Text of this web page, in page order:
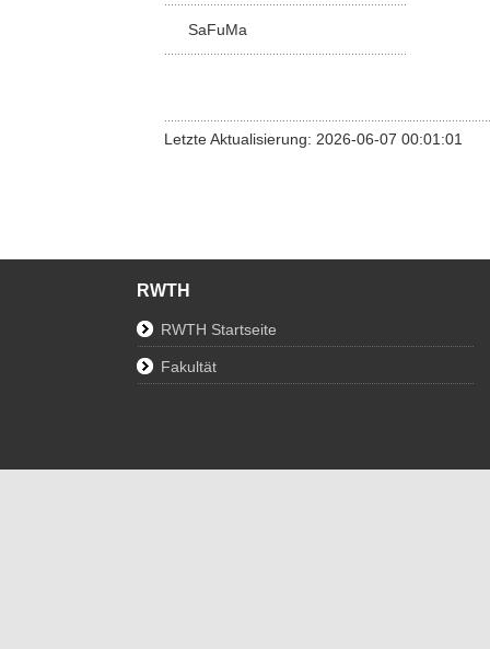
SaFuMa
Letzte Aktualisierung: 2026-06-07 00:01:01
RWTH
RWTH Startseite
Fakultät